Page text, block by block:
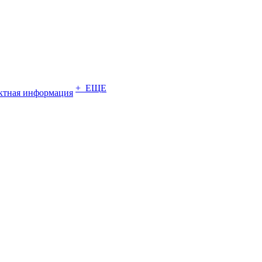
информация + ЕЩЕ